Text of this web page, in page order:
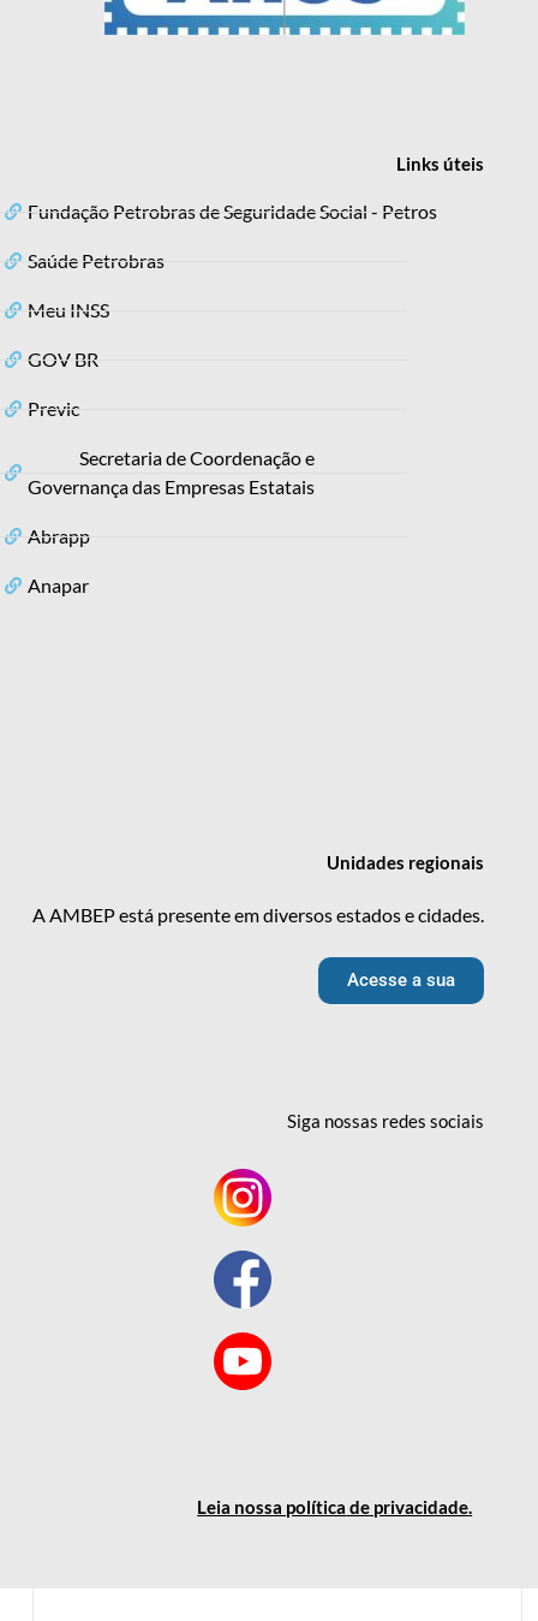
Linksúteis
Fundação Petrobras de Seguridade Social - Petros
Saúde Petrobras
Meu INSS
GOV BR
Previc
Secretaria de Coordenação e
Governança das Empresas Estatais
Abrapp
Anapar
Unidades regionais
A AMBEP está presente em diversos estados e cidades.
Acesse a sua
Siga nossas redessociais
Leia nossa política de privacidade.